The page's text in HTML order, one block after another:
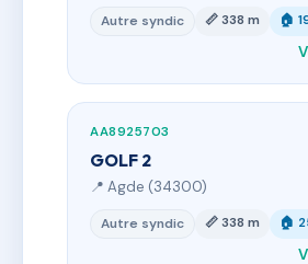
Autre syndic 📏 338 m 🏠
AA8925703
GOLF 2
📍 Agde (34300)
Autre syndic 📏 338 m 🏠